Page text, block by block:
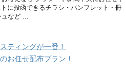
に投函できるチラシ・パンフレット・冊
など …
ティングが一番！
お任せ配布プラン！